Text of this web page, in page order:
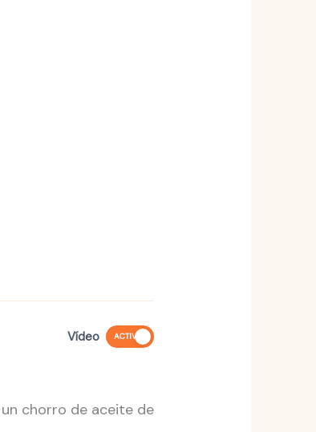
Vídeo ACTIVO
chorro de aceite de